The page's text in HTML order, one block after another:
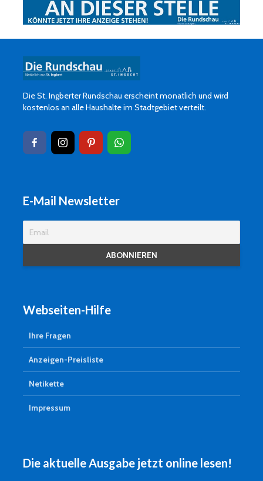
Die St. Ingberter Rundschau erscheint monatlich und wird
kostenlos an alle Haushalte im Stadtgebiet verteilt.
E-Mail Newsletter
Webseiten-Hilfe
Ihre Fragen
Anzeigen-Preisliste
Netikette
Impressum
Die aktuelle Ausgabe jetzt online lesen!